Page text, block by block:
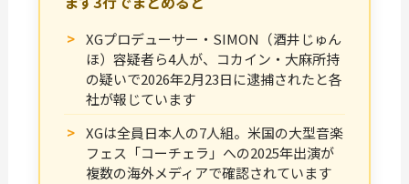
XGプロデューサー・SIMON（酒井じゅん
ほ）容疑者ら4人が、コカイン・大麻所持
の疑いで2026年2月23日に逮捕されたと各
社が報じています
XGは全員日本人の7人組。米国の大型音楽
フェス「コーチェラ」への2025年出演が
複数の海外メディアで確認されています